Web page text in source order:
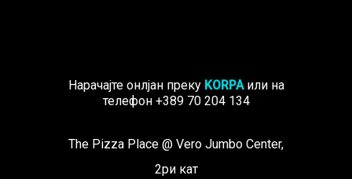
Нарачајте онлјан преку KORPAили на
телефон +389 70 204 134
The Pizza Place @ Vero Jumbo Center,
2ри кат